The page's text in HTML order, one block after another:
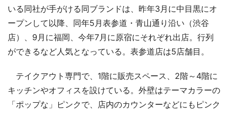
いる同社が手がける同ブランドは、昨年3月に中目黒にオ
ープンして以降、同年5月表参道・青山通り沿い（渋谷
店）、9月に福岡、今年7月に原宿にそれぞれ出店。行列
ができるなど人気となっている。表参道店は5店舗目。
テイクアウト専門で、1階に販売スペース、2階～4階に
キッチンやオフィスを設けている。外壁はテーマカラーの
「ポップな」ピンクで、店内のカウンターなどにもピンク